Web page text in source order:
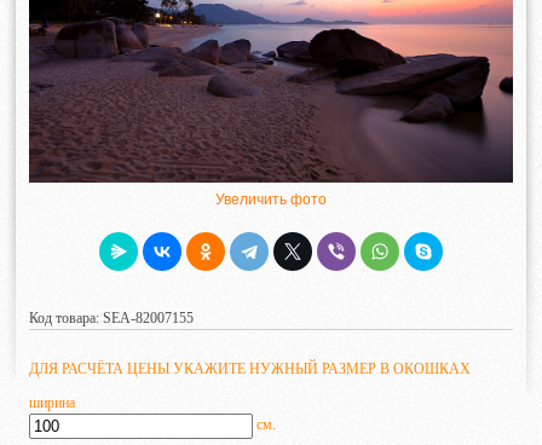
Увеличить фото
Код товара: SEA-82007155
ДЛЯ РАСЧЁТА ЦЕНЫ УКАЖИТЕ НУЖНЫЙ РАЗМЕР В ОКОШКАХ
ширина
см.